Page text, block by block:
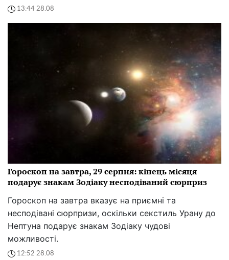
13:44 28.08
Гороскоп на завтра, 29 серпня: кінець місяця
подарує знакам Зодіаку несподіваний сюрприз
Гороскоп на завтра вказує на приємні та
несподівані сюрпризи, оскільки секстиль Урану до
Нептуна подарує знакам Зодіаку чудові
можливості.
12:52 28.08